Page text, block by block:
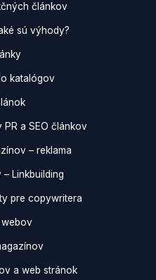
článkov
sú výhody?
katalógov
a SEO článkov
– reklama
Linkbuilding
pre copywritera
a web stránok